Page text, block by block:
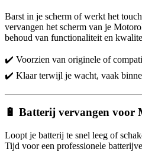
Barst in je scherm of werkt het
vervangen het scherm van je
behoud van functionaliteit en
✔️ Voorzien van originele of
✔️ Klaar terwijl je wacht, vaak
🔋 Batterij vervangen voor
Loopt je batterij te snel leeg of
Tijd voor een professionele